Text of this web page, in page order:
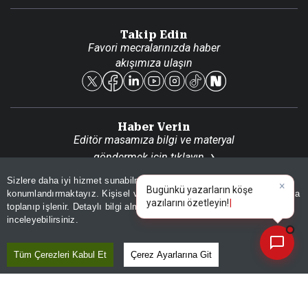
Sizlere daha iyi hizmet sunabilmek adına sitemizde
konumlandırmaktayız. Kişisel verileriniz, KVKK ve GDPR kapsamında
toplanıp işlenir. Detaylı bilgi almak içinAydınlatma Metnimizi
inceleyebilirsiniz.
Tüm Çerezleri Kabul Et Çerez Ayarlarına Git
Reklam Ver
Takip Edin
Favori mecralarınızda haber
akışımıza ulaşın
Haber Verin
Editör masamıza bilgi ve materyal
göndermek içintıklayın
Kaçırmayın
şekillendiren gelişmeleri önce siz duyun
×
Bugünkü yazarların köşe
yazıların|